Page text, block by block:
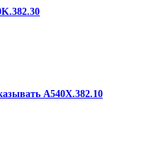
A540X.382.10